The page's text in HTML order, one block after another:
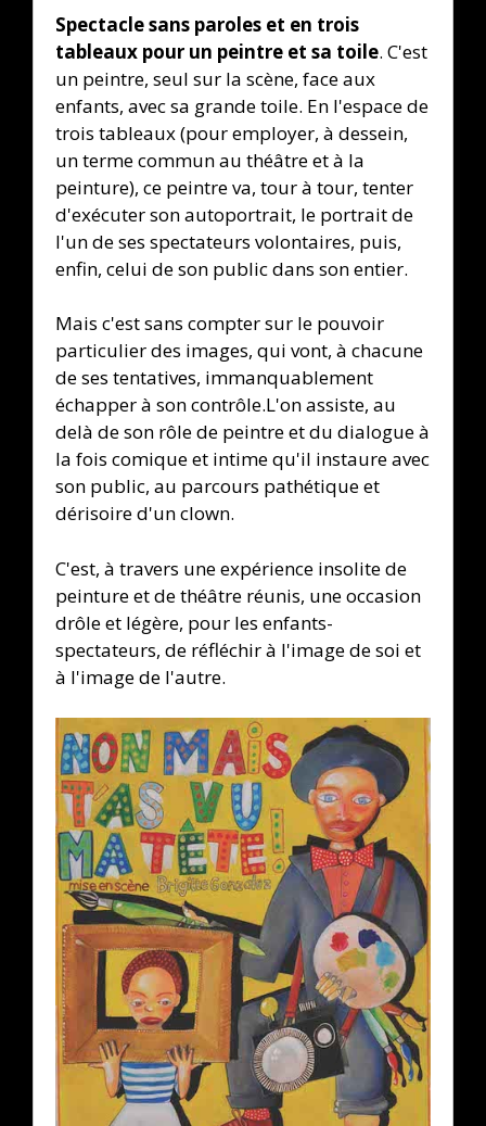
Spectacle sans paroles et en trois
tableaux pour un peintre et sa toile. C'est
un peintre, seul sur la scène, face aux
enfants, avec sa grande toile. En l'espace de
trois tableaux (pour employer, à dessein,
un terme commun au théâtre et à la
peinture), ce peintre va, tour à tour, tenter
d'exécuter son autoportrait, le portrait de
l'un de ses spectateurs volontaires, puis,
enfin, celui de son public dans son entier.
Mais c'est sans compter sur le pouvoir
particulier des images, qui vont, à chacune
de ses tentatives, immanquablement
échapper à son contrôle.L'on assiste, au
delà de son rôle de peintre et du dialogue à
la fois comique et intime qu'il instaure avec
son public, au parcours pathétique et
dérisoire d'un clown.
C'est, à travers une expérience insolite de
peinture et de théâtre réunis, une occasion
drôle et légère, pour les enfants-
spectateurs, de réfléchir à l'image de soi et
à l'image de l'autre.